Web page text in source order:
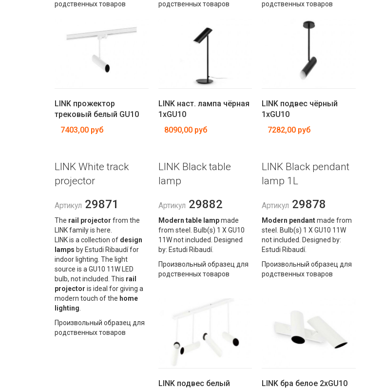
родственных товаров
родственных товаров
родственных товаров
LINK прожектор
трековый белый GU10
7403,00 руб
LINK White track
projector
Артикул 29871
The rail projector from the
LINK family is here.
LINK is a collection of design
lamps by Estudi Ribaudí for
indoor lighting. The light
source is a GU10 11W LED
bulb, not included. This rail
projector is ideal for giving a
modern touch of the home
lighting.
Произвольный образец для
родственных товаров
LINK наст. лампа чёрная
1xGU10
8090,00 руб
LINK Black table
lamp
Артикул 29882
Modern table lampmade
from steel. Bulb(s) 1 X GU10
11W not included. Designed
by: Estudi Ribaudí.
Произвольный образец для
родственных товаров
LINK подвес чёрный
1xGU10
7282,00 руб
LINK Black pendant
lamp 1L
Артикул 29878
Modern pendantmade from
steel. Bulb(s) 1 X GU10 11W
not included. Designed by:
Estudi Ribaudí.
Произвольный образец для
родственных товаров
LINK подвес белый
LINK бра белое 2xGU10